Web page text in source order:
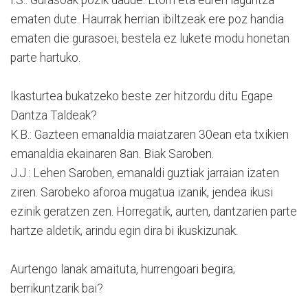
ematen dute. Haurrak herrian ibiltzeak ere poz handia
ematen die gurasoei, bestela ez lukete modu honetan
parte hartuko.
Ikasturtea bukatzeko beste zer hitzordu ditu Egape
Dantza Taldeak?
K.B.: Gazteen emanaldia maiatzaren 30ean eta txikien
emanaldia ekainaren 8an. Biak Saroben.
J.J.: Lehen Saroben, emanaldi guztiak jarraian izaten
ziren. Sarobeko aforoa mugatua izanik, jendea ikusi
ezinik geratzen zen. Horregatik, aurten, dantzarien parte
hartze aldetik, arindu egin dira bi ikuskizunak.
Aurtengo lanak amaituta, hurrengoari begira;
berrikuntzarik bai?